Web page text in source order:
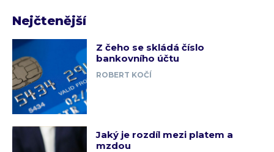
Nejčtenější
Z čeho se skládá číslo
bankovního účtu
ROBERT KOČÍ
Jaký je rozdíl mezi platem a
mzdou